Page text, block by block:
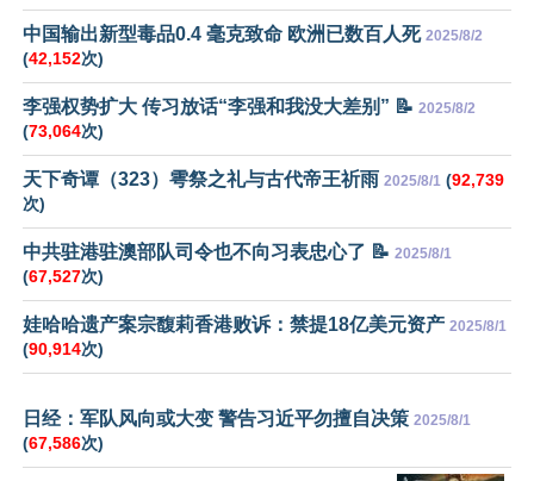
中国输出新型毒品0.4 毫克致命 欧洲已数百人死 2025/8/2
(42,152次)
李强权势扩大 传习放话“李强和我没大差别” 📝 2025/8/2
(73,064次)
天下奇谭（323）雩祭之礼与古代帝王祈雨 2025/8/1 (92,739
次)
中共驻港驻澳部队司令也不向习表忠心了 📝 2025/8/1
(67,527次)
娃哈哈遗产案宗馥莉香港败诉：禁提18亿美元资产 2025/8/1
(90,914次)
日经：军队风向或大变 警告习近平勿擅自决策 2025/8/1
(67,586次)